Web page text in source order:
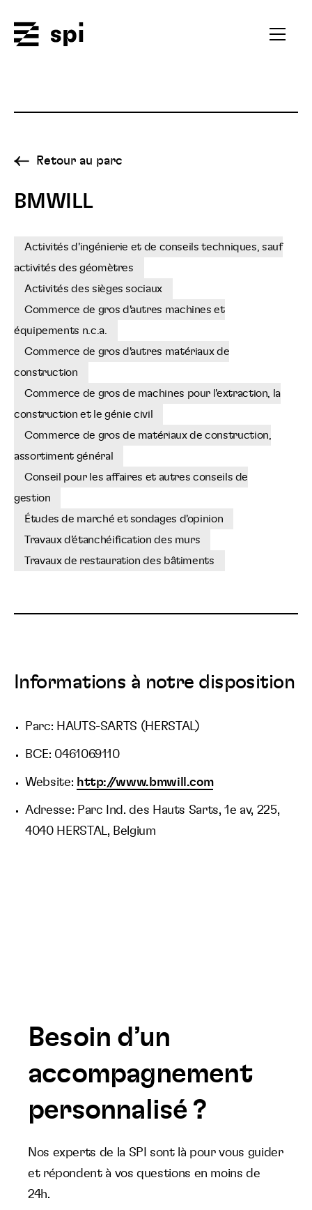
Ouvrir
Retour au parc
BMWILL
Activités d'ingénierie et de conseils techniques, sauf
activités des géomètres
Activités des sièges sociaux
Commerce de gros d'autres machines et
équipements n.c.a.
Commerce de gros d'autres matériaux de
construction
Commerce de gros de machines pour l'extraction, la
construction et le génie civil
Commerce de gros de matériaux de construction,
assortiment général
Conseil pour les affaires et autres conseils de
gestion
Études de marché et sondages d'opinion
Travaux d'étanchéification des murs
Travaux de restauration des bâtiments
Informations à notre disposition
Parc: HAUTS-SARTS (HERSTAL)
BCE: 0461069110
Website: http://www.bmwill.com
Adresse: Parc Ind. des Hauts Sarts, 1e av, 225,
4040 HERSTAL, Belgium
Besoin d’un
accompagnement
personnalisé ?
Nos experts de la SPI sont là pour vous guider
et répondent à vos questions en moins de
24h.